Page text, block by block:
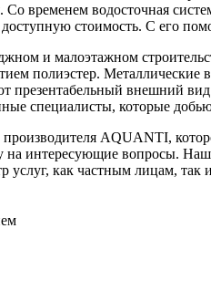
временем водосточная
стоимость. С его
и малоэтажном
полиэстер.
внешний
специалисты, которые
AQUANTI,
на интересующие вопросы.
как частным лицам, так